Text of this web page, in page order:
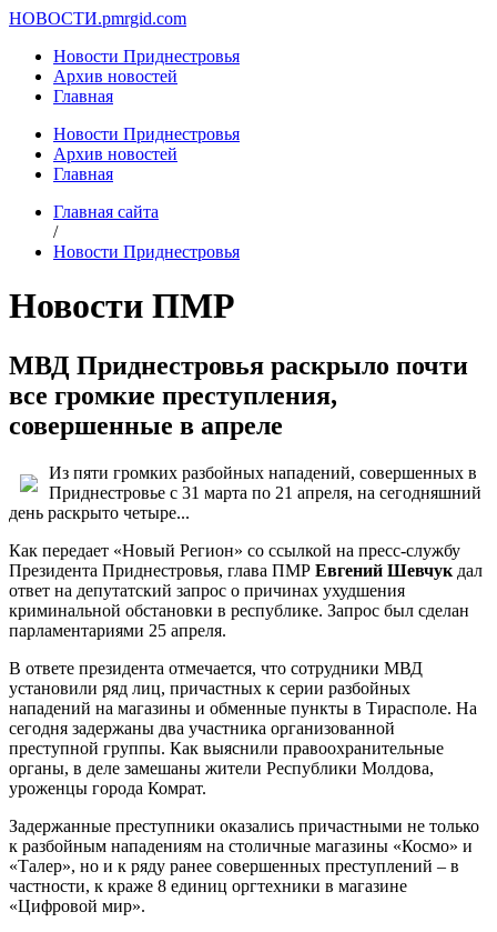
НОВОСТИ.pmrgid.com
Новости Приднестровья
Архив новостей
Главная
Новости Приднестровья
Архив новостей
Главная
Главная сайта
/
Новости Приднестровья
Новости ПМР
МВД Приднестровья раскрыло почти
все громкие преступления,
совершенные в апреле
Из пяти громких разбойных нападений, совершенных в
Приднестровье с 31 марта по 21 апреля, на сегодняшний
день раскрыто четыре...
Как передает «Новый Регион» со ссылкой на пресс-службу
Президента Приднестровья, глава ПМР Евгений Шевчук дал
ответ на депутатский запрос о причинах ухудшения
криминальной обстановки в республике. Запрос был сделан
парламентариями 25 апреля.
В ответе президента отмечается, что сотрудники МВД
установили ряд лиц, причастных к серии разбойных
нападений на магазины и обменные пункты в Тирасполе. На
сегодня задержаны два участника организованной
преступной группы. Как выяснили правоохранительные
органы, в деле замешаны жители Республики Молдова,
уроженцы города Комрат.
Задержанные преступники оказались причастными не только
к разбойным нападениям на столичные магазины «Космо» и
«Талер», но и к ряду ранее совершенных преступлений – в
частности, к краже 8 единиц оргтехники в магазине
«Цифровой мир».